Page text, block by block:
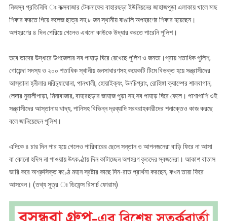
অপহরণের
ঘটনায়
জনতা
ও
পুলিশ
নিজস্ব প্রতিনিধি ঃ কক্সবাজার টেকনাফের বাহারছড়া ইউনিয়নের জাহাজপুড়া এলাকায় খালে মাছ
শিকার করতে গিয়ে কলেজ ছাত্র সহ ৮ জন স্থানীয় বাঙালি অপহরণের শিকার হয়েছেন।
অপহরণের ৪ দিন পেরিয়ে গেলেও এখনো কাউকে উদ্ধার করতে পারেনি পুলিশ।
তবে তাদের উদ্ধারে উপজেলার সব পাহাড় ঘিরে রেখেছে পুলিশ ও জনতা।প্রায় শতাধিক পুলিশ,
গোয়েন্দা সদস্য ও ২০০ শতাধিক স্থানীয় জনসাধারণসহ কয়েকটি টিমে বিভক্ত হয়ে সন্ত্রাসীদের
আস্তানা হ্নীলার মরিচ্যাঘোনা, পানখালী, হোয়াইক্যং, উনচিপ্রাং, রোহিঙ্গা ক্যাম্পের শালবাগান,
লেদার নুরালীপাড়া, মিনাবাজার, বাহারছড়ার জাহাজ পুড়া সহ সব পাহাড় ঘিরে ফেলে। পাশাপাশি ওই
সন্ত্রাসীদের আস্তানায় খাদ্য, পানিসহ বিভিন্ন দ্রব্যাদি সরবরাহকারীদের শনাক্তেও কাজ করছে
বলে জানিয়েছেন পুলিশ।
এদিকে ৪ চার দিন পার হয়ে গেলেও পারিবারের ছেলে সন্তান ও আপনজনেরা বাড়ি ফিরে না আসা
বা কোনো হদিস না পাওয়ায় উৎকণ্ঠায় দিন কাটাচ্ছেন অপহরণ কৃতদের স্বজনেরা। আকাশ বাতাস
ভারি করে অশ্রুসিক্ত কণ্ঠে মহান স্রষ্টার কাছে দিন-রাত প্রার্থনা করছেন, কখন তারা ফিরে
আসবেন। (তথ্য সুত্র ঃ ডিফেন্স রিসার্চ ফোরাম)